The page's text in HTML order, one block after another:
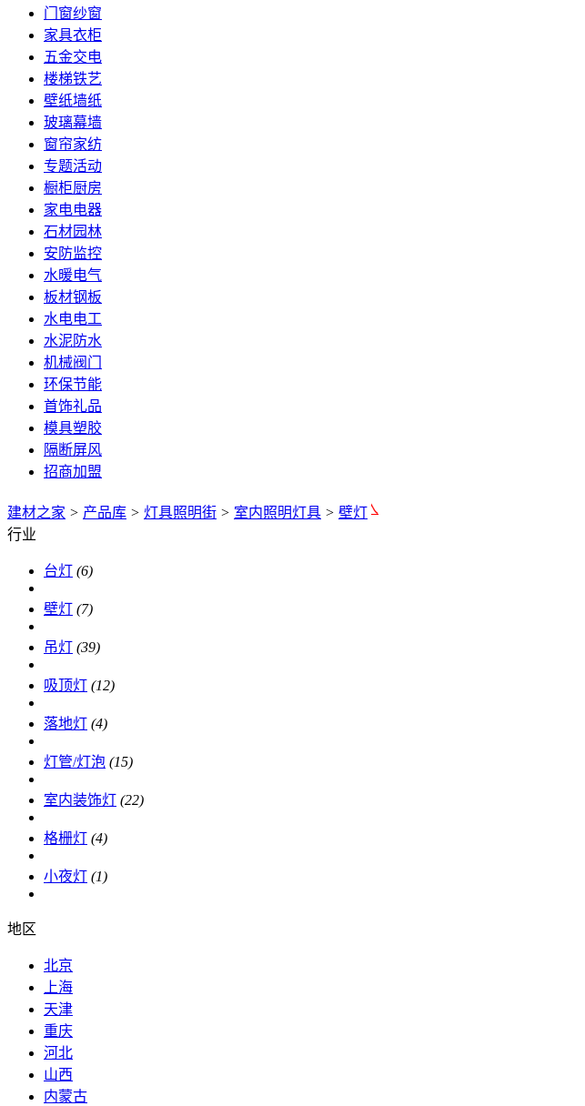
门窗纱窗
家具衣柜
五金交电
楼梯铁艺
壁纸墙纸
玻璃幕墙
窗帘家纺
专题活动
橱柜厨房
家电电器
石材园林
安防监控
水暖电气
板材钢板
水电电工
水泥防水
机械阀门
环保节能
首饰礼品
模具塑胶
隔断屏风
招商加盟
建材之家 > 产品库 > 灯具照明街 > 室内照明灯具 > 壁灯
行业
台灯 (6)
壁灯 (7)
吊灯 (39)
吸顶灯 (12)
落地灯 (4)
灯管/灯泡 (15)
室内装饰灯 (22)
格栅灯 (4)
小夜灯 (1)
地区
北京
上海
天津
重庆
河北
山西
内蒙古